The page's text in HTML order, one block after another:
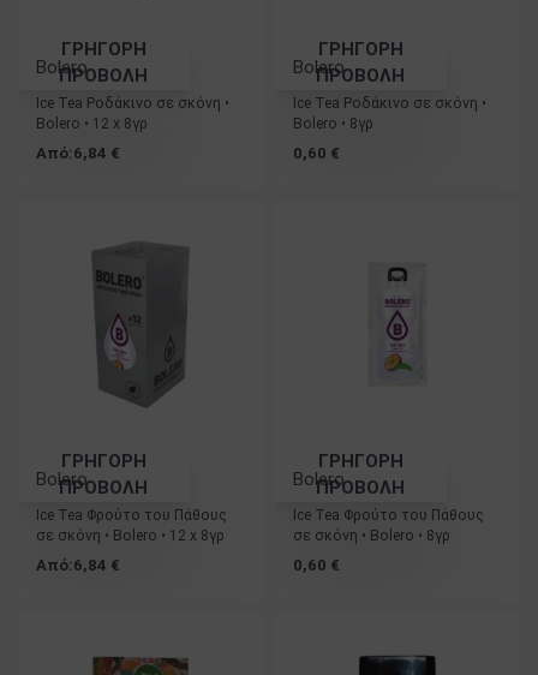
ΓΡΗΓΟΡΗ
ΠΡΟΒΟΛΗ
Bolero
Ice Tea Ροδάκινο σε σκόνη •
Bolero • 12 x 8γρ
Από:6,84 €
ΓΡΗΓΟΡΗ
ΠΡΟΒΟΛΗ
Bolero
Ice Tea Ροδάκινο σε σκόνη •
Bolero • 8γρ
0,60 €
ΓΡΗΓΟΡΗ
ΠΡΟΒΟΛΗ
Bolero
Ice Tea Φρούτο του Πάθους
σε σκόνη • Bolero • 12 x 8γρ
Από:6,84 €
ΓΡΗΓΟΡΗ
ΠΡΟΒΟΛΗ
Bolero
Ice Tea Φρούτο του Πάθους
σε σκόνη • Bolero • 8γρ
0,60 €